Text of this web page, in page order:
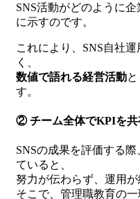
SNS活動がどのように
に示すのです。
これにより、SNS自社
く、
数値で語れる経営活動
す。
② チーム全体でKPIを共
SNSの成果を評価する
ていると、
努力が伝わらず、運用が
そこで、管理職教育の